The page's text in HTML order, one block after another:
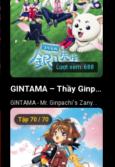
Lượt xem:688
GINTAMA – Thầy Ginpachi Ở Lớp 3-Z
GINTAMA - Mr. Ginpachi's Zany
Class
Tập 70 / 70